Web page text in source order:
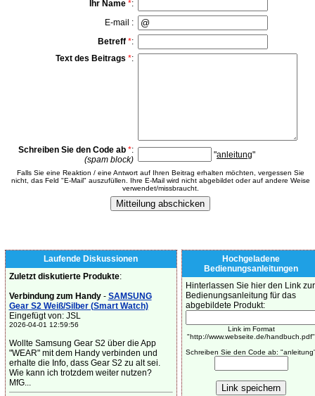
Ihr Name *:
E-mail :
Betreff *:
Text des Beitrags *:
Schreiben Sie den Code ab *:
(spam block)
"anleitung"
Falls Sie eine Reaktion / eine Antwort auf Ihren Beitrag erhalten möchten, vergessen Sie
nicht, das Feld "E-Mail" auszufüllen. Ihre E-Mail wird nicht abgebildet oder auf andere Weise
verwendet/missbraucht.
Laufende Diskussionen
Zuletzt diskutierte Produkte:
Verbindung zum Handy- SAMSUNG
Gear S2 Weiß/Silber (Smart Watch)
Eingefügt von: JSL
2026-04-01 12:59:56
Wollte Samsung Gear S2 über die App
"WEAR" mit dem Handy verbinden und
erhalte die Info, dass Gear S2 zu alt sei.
Wie kann ich trotzdem weiter nutzen?
MfG...
Hochgeladene
Bedienungsanleitungen
Hinterlassen Sie hier den Link zur
Bedienungsanleitung für das
abgebildete Produkt:
Link im Format
"http://www.webseite.de/handbuch.pdf"
Schreiben Sie den Code ab: